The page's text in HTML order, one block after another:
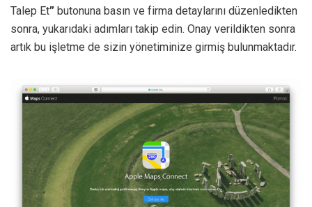
Talep Et” butonuna basın ve firma detaylarını düzenledikten
sonra, yukarıdaki adımları takip edin. Onay verildikten sonra
artık bu işletme de sizin yönetiminize girmiş bulunmaktadır.